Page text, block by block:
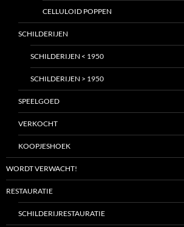
CELLULOID POPPEN
SCHILDERIJEN
SCHILDERIJEN < 1950
SCHILDERIJEN > 1950
SPEELGOED
VERKOCHT
KOOPJESHOEK
WORDT VERWACHT!
RESTAURATIE
SCHILDERIJRESTAURATIE